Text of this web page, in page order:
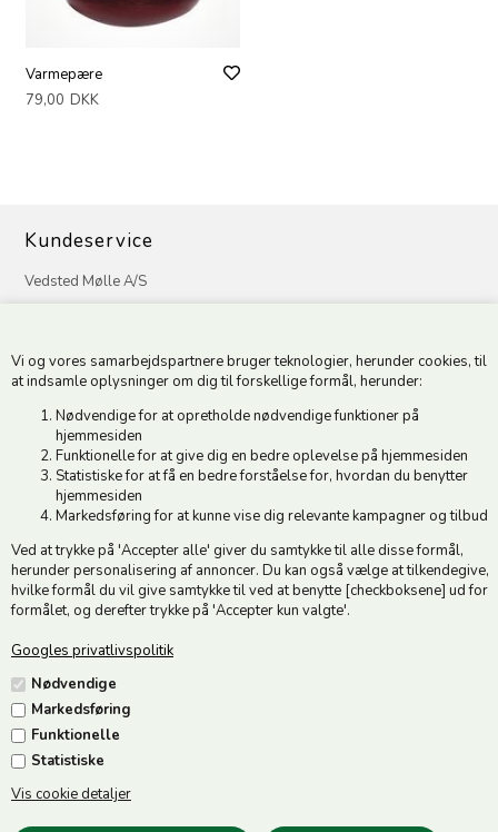
Vi og vores samarbejdspartnere bruger teknologier, herunder cookies, til
at indsamle oplysninger om dig til forskellige formål, herunder:
Nødvendige for at opretholde nødvendige funktioner på
hjemmesiden
Funktionelle for at give dig en bedre oplevelse på hjemmesiden
Statistiske for at få en bedre forståelse for, hvordan du benytter
hjemmesiden
Markedsføring for at kunne vise dig relevante kampagner og tilbud
Ved at trykke på 'Accepter alle' giver du samtykke til alle disse formål,
herunder personalisering af annoncer. Du kan også vælge at tilkendegive,
hvilke formål du vil give samtykke til ved at benytte [checkboksene] ud for
formålet, og derefter trykke på 'Accepter kun valgte'.
Googles privatlivspolitik
Nødvendige
Markedsføring
Funktionelle
Statistiske
Vis cookie detaljer
Varmepære
79,00 DKK
Kundeservice
Vedsted Mølle A/S
CVR 49879415 Mailvedstedmoelle@post.tele.dk
Åbningstider: Man-Fre 9.00-17.00 | Middagslukket 12.00-12.30 |
Lørdag 9.00-12.00
Hold dig opdateret
Tilmeld dig vores nyhedsbrev og modtag gode tilbud :)
Jeg accepterer vilkårene
Følg os